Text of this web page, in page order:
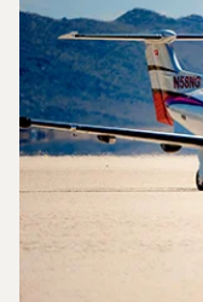
Zasięg (NM)